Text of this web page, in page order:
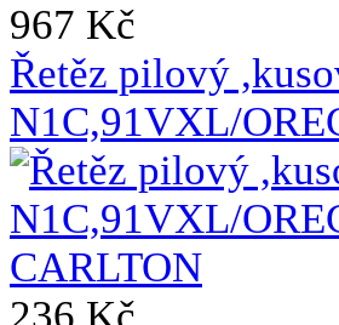
967 Kč
Řetěz pilový
N1C,91VXL/